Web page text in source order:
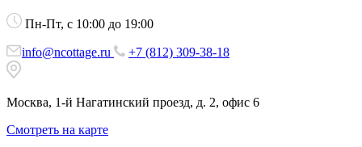
Пн-Пт, с 10:00 до 19:00
info@ncottage.ru +7 (812) 309-38-18
Москва, 1-й Нагатинский проезд, д. 2, офис 6
Смотреть на карте